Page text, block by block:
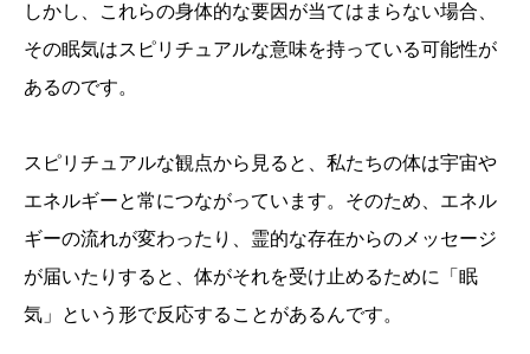
しかし、これらの身体的な要因が当てはまらない場合、
その眠気はスピリチュアルな意味を持っている可能性が
あるのです。
スピリチュアルな観点から見ると、私たちの体は宇宙や
エネルギーと常につながっています。そのため、エネル
ギーの流れが変わったり、霊的な存在からのメッセージ
が届いたりすると、体がそれを受け止めるために「眠
気」という形で反応することがあるんです。